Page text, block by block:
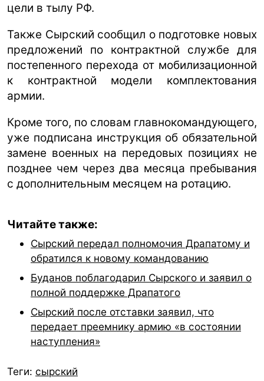
цели в тылу РФ.
Также Сырский сообщил о подготовке новых
предложений по контрактной службе для
постепенного перехода от мобилизационной
к контрактной модели комплектования
армии.
Кроме того, по словам главнокомандующего,
уже подписана инструкция об обязательной
замене военных на передовых позициях не
позднее чем через два месяца пребывания
с дополнительным месяцем на ротацию.
Читайте также:
Сырский передал полномочия Драпатому и
обратился к новому командованию
Буданов поблагодарил Сырского и заявил о
полной поддержке Драпатого
Сырский после отставки заявил, что
передает преемнику армию «в состоянии
наступления»
Теги: сырский